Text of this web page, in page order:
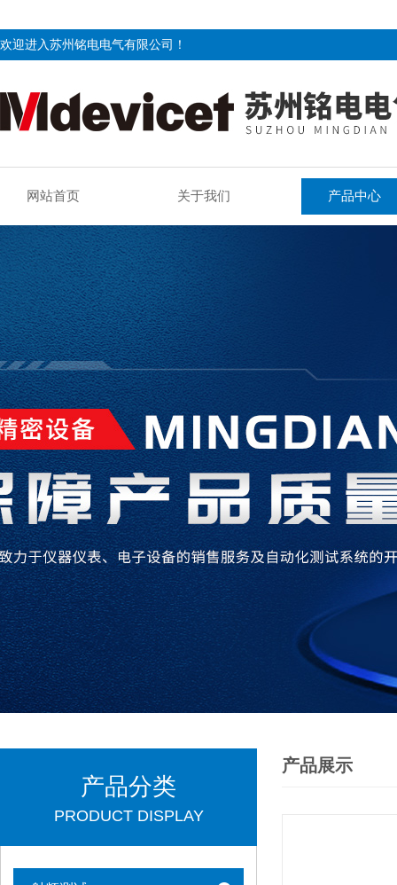
欢迎进入苏州铭电电气有限公司！
网站首页 关于我们 产品中心
产品分类
PRODUCT DISPLAY
产品展示